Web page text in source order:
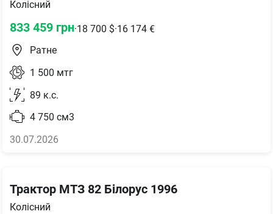
Колісний
833 459 грн·18 700 $·16 174 €
Ратне
1 500 мтг
89 к.с.
4 750 см3
30.07.2026
Трактор МТЗ 82 Білорус 1996
Колісний